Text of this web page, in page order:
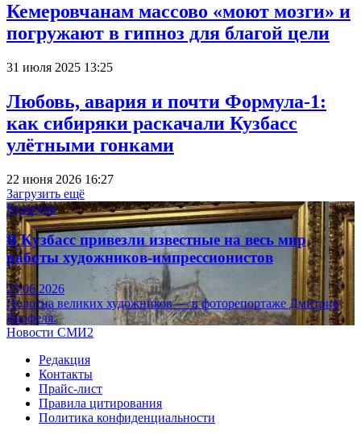
Кемеровчанам массово «моют мозги» и
погружают в гипноз для благой цели
31 июля 2025 13:25
Любовь, авария и почти Формула-1:
как сибиряки раскачали Кузбасс
улётными гонками
22 июня 2026 16:27
Загрузить ещё
Культура
В Кузбасс привезли известные на весь мир
работы художников-импрессионистов
23.06.2026
Полотна великих художников — в фоторепортаже Дмитрия
Верфеля.
Новости СМИ2
Редакция
Контакты
Прайс-лист
Правила цитирования
Политика конфиденциальности